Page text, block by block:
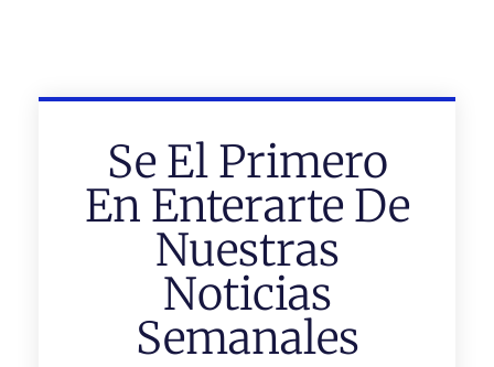
Se El Primero
En Enterarte De
Nuestras
Noticias
Semanales